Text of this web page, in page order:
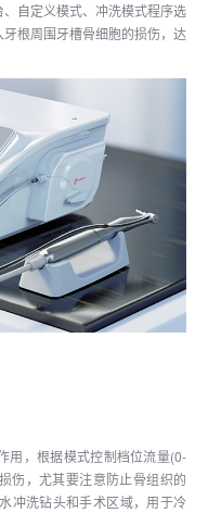
自定义模式、冲洗模式程序选
根周围牙槽骨细胞的损伤，达
，根据模式控制档位流量(0-
伤，尤其要注意防止骨组织的
冲洗钻头和手术区域，用于冷